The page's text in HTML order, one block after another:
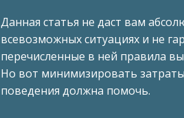
Данная статья не даст вам
всевозможных ситуациях и не
перечисленные в ней правила
Но вот минимизировать
поведения должна помочь.